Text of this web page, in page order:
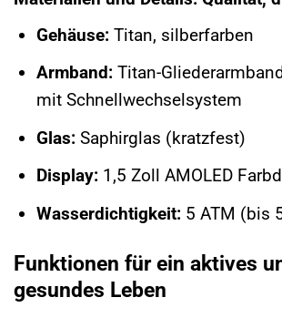
Gehäuse:Titan, silberfarben
Armband:Titan-
mit Schnellwechselsystem
Glas:Saphirglas (kratzfest)
Display:1,5 Zoll AMOLED
Wasserdichtigkeit:5 ATM (bis
Funktionen für ein aktives
gesundes Leben